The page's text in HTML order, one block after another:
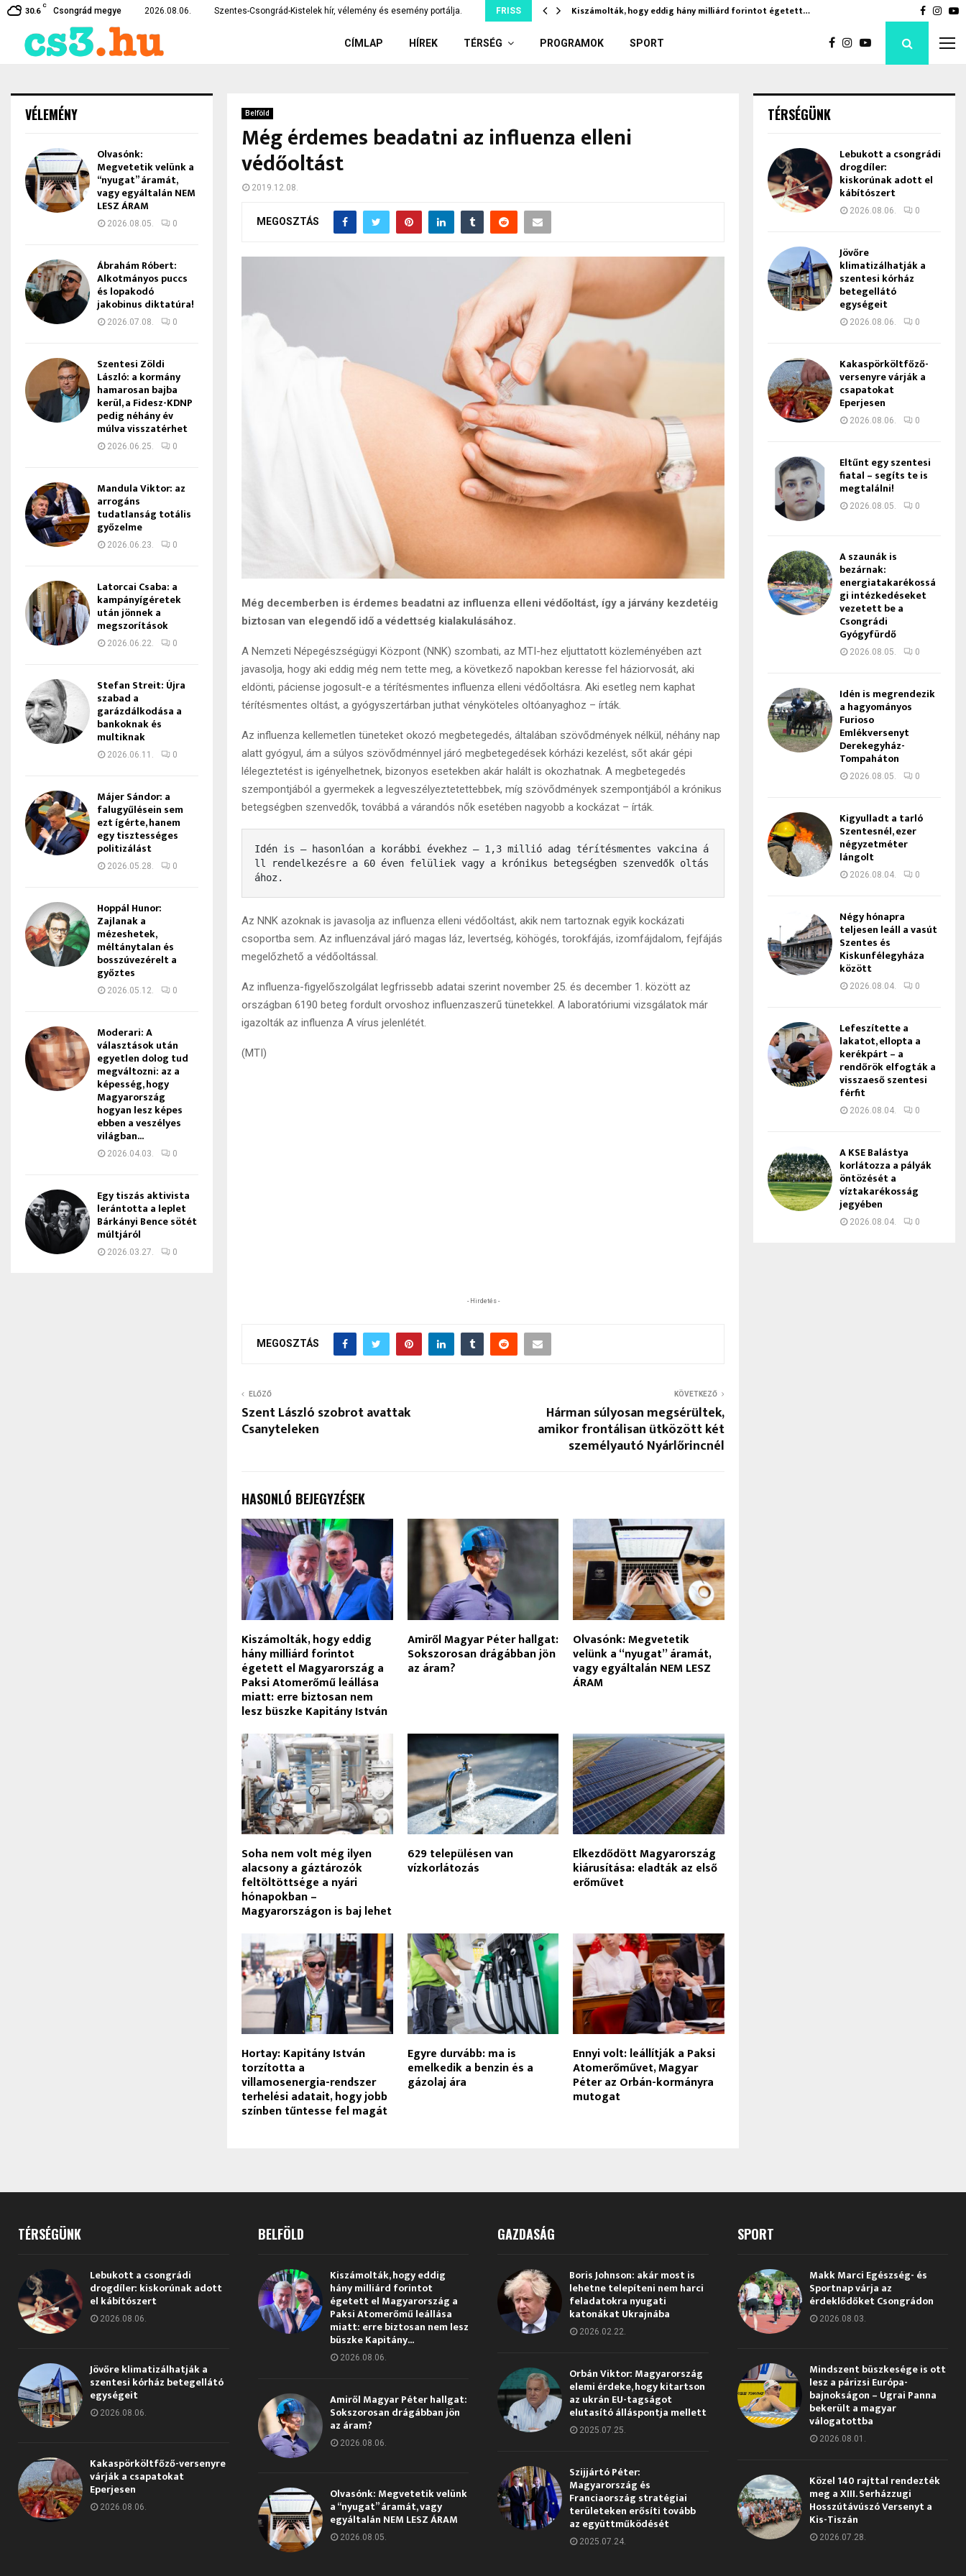
30.6
C
Csongrád megye 2026.08.06. Szentes-Csongrád-Kistelek hír, vélemény és esemény portálja. FRISS
intézkedéseket vezetett… Lebukott a csongrádi drogdíler: kiskorúnak adott el… Kiszámolták, hogy eddig hány milliárd forintot égetett… Jövőre
CÍMLAP HÍREK TÉRSÉG PROGRAMOK SPORT
Belföld
Még érdemes beadatni az influenza elleni
védőoltást
2019.12.08.
MEGOSZTÁS
Még decemberben is érdemes beadatni az influenza elleni védőoltást, így a járvány kezdetéig
biztosan van elegendő idő a védettség kialakulásához.
A Nemzeti Népegészségügyi Központ (NNK) szombati, az MTI-hez eljuttatott közleményében azt
javasolja, hogy aki eddig még nem tette meg, a következő napokban keresse fel háziorvosát, aki
eldönti, páciense jogosult-e a térítésmentes influenza elleni védőoltásra. Aki esetleg nem kaphat
térítésmentes oltást, a gyógyszertárban juthat vényköteles oltóanyaghoz – írták.
Az influenza kellemetlen tüneteket okozó megbetegedés, általában szövődmények nélkül, néhány nap
alatt gyógyul, ám a súlyos szövődménnyel járó megbetegedések kórházi kezelést, sőt akár gépi
lélegeztetést is igényelhetnek, bizonyos esetekben akár halált is okozhatnak. A megbetegedés
szempontjából a gyermekek a legveszélyeztetettebbek, míg szövődmények szempontjából a krónikus
betegségben szenvedők, továbbá a várandós nők esetében nagyobb a kockázat – írták.
Idén is – hasonlóan a korábbi évekhez – 1,3 millió adag térítésmentes vakcina á
ll rendelkezésre a 60 éven felüliek vagy a krónikus betegségben szenvedők oltás
ához.
Az NNK azoknak is javasolja az influenza elleni védőoltást, akik nem tartoznak egyik kockázati
csoportba sem. Az influenzával járó magas láz, levertség, köhögés, torokfájás, izomfájdalom, fejfájás
megelőzhető a védőoltással.
Az influenza-figyelőszolgálat legfrissebb adatai szerint november 25. és december 1. között az
országban 6190 beteg fordult orvoshoz influenzaszerű tünetekkel. A laboratóriumi vizsgálatok már
igazolták az influenza A vírus jelenlétét.
(MTI)
- Hirdetés -
MEGOSZTÁS
ELŐZŐ
Szent László szobrot avattak
Csanyteleken
KÖVETKEZŐ
Hárman súlyosan megsérültek,
amikor frontálisan ütközött két
személyautó Nyárlőrincnél
HASONLÓ BEJEGYZÉSEK
Kiszámolták, hogy eddig
hány milliárd forintot
égetett el Magyarország a
Paksi Atomerőmű leállása
miatt: erre biztosan nem
lesz büszke Kapitány István
Amiről Magyar Péter hallgat:
Sokszorosan drágábban jön
az áram?
Olvasónk: Megvetetik
velünk a “nyugat” áramát,
vagy egyáltalán NEM LESZ
ÁRAM
Soha nem volt még ilyen
alacsony a gáztározók
feltöltöttsége a nyári
hónapokban –
Magyarországon is baj lehet
629 településen van
vízkorlátozás
Elkezdődött Magyarország
kiárusítása: eladták az első
erőművet
Hortay: Kapitány István
torzította a
villamosenergia-rendszer
terhelési adatait, hogy jobb
színben tűntesse fel magát
Egyre durvább: ma is
emelkedik a benzin és a
gázolaj ára
Ennyi volt: leállítják a Paksi
Atomerőművet, Magyar
Péter az Orbán-kormányra
mutogat
VÉLEMÉNY
Olvasónk:
Megvetetik velünk a
“nyugat” áramát,
vagy egyáltalán NEM
LESZ ÁRAM
2026.08.05. 0
Ábrahám Róbert:
Alkotmányos puccs
és lopakodó
jakobinus diktatúra!
2026.07.08. 0
Szentesi Zöldi
László: a kormány
hamarosan bajba
kerül, a Fidesz-KDNP
pedig néhány év
múlva visszatérhet
2026.06.25. 0
Mandula Viktor: az
arrogáns
tudatlanság totális
győzelme
2026.06.23. 0
Latorcai Csaba: a
kampányígéretek
után jönnek a
megszorítások
2026.06.22. 0
Stefan Streit: Újra
szabad a
garázdálkodása a
bankoknak és
multiknak
2026.06.11. 0
Májer Sándor: a
falugyűlésein sem
ezt ígérte, hanem
egy tisztességes
politizálást
2026.05.28. 0
Hoppál Hunor:
Zajlanak a
mézeshetek,
méltánytalan és
bosszúvezérelt a
győztes
2026.05.12. 0
Moderari: A
választások után
egyetlen dolog tud
megváltozni: az a
képesség, hogy
Magyarország
hogyan lesz képes
ebben a veszélyes
világban...
2026.04.03. 0
Egy tiszás aktivista
lerántotta a leplet
Bárkányi Bence sötét
múltjáról
2026.03.27. 0
TÉRSÉGÜNK
Lebukott a csongrádi
drogdíler:
kiskorúnak adott el
kábítószert
2026.08.06. 0
Jövőre
klimatizálhatják a
szentesi kórház
betegellátó
egységeit
2026.08.06. 0
Kakaspörköltfőző-
versenyre várják a
csapatokat
Eperjesen
2026.08.06. 0
Eltűnt egy szentesi
fiatal – segíts te is
megtalálni!
2026.08.05. 0
A szaunák is
bezárnak:
energiatakarékossá
gi intézkedéseket
vezetett be a
Csongrádi
Gyógyfürdő
2026.08.05. 0
Idén is megrendezik
a hagyományos
Furioso
Emlékversenyt
Derekegyház-
Tompaháton
2026.08.05. 0
Kigyulladt a tarló
Szentesnél, ezer
négyzetméter
lángolt
2026.08.04. 0
Négy hónapra
teljesen leáll a vasút
Szentes és
Kiskunfélegyháza
között
2026.08.04. 0
Lefeszítette a
lakatot, ellopta a
kerékpárt – a
rendőrök elfogták a
visszaeső szentesi
férfit
2026.08.04. 0
A KSE Balástya
korlátozza a pályák
öntözését a
víztakarékosság
jegyében
2026.08.04. 0
TÉRSÉGÜNK
Lebukott a csongrádi
drogdíler: kiskorúnak adott
el kábítószert
2026.08.06.
Jövőre klimatizálhatják a
szentesi kórház betegellátó
egységeit
2026.08.06.
Kakaspörköltfőző-versenyre
várják a csapatokat
Eperjesen
2026.08.06.
BELFÖLD
Kiszámolták, hogy eddig
hány milliárd forintot
égetett el Magyarország a
Paksi Atomerőmű leállása
miatt: erre biztosan nem lesz
büszke Kapitány...
2026.08.06.
Amiről Magyar Péter hallgat:
Sokszorosan drágábban jön
az áram?
2026.08.06.
Olvasónk: Megvetetik velünk
a “nyugat” áramát, vagy
egyáltalán NEM LESZ ÁRAM
2026.08.05.
GAZDASÁG
Boris Johnson: akár most is
lehetne telepíteni nem harci
feladatokra nyugati
katonákat Ukrajnába
2026.02.22.
Orbán Viktor: Magyarország
elemi érdeke, hogy kitartson
az ukrán EU-tagságot
elutasító álláspontja mellett
2025.07.25.
Szijjártó Péter:
Magyarország és
Franciaország stratégiai
területeken erősíti tovább
az együttműködését
2025.07.24.
SPORT
Makk Marci Egészség- és
Sportnap várja az
érdeklődőket Csongrádon
2026.08.03.
Mindszent büszkesége is ott
lesz a párizsi Európa-
bajnokságon – Ugrai Panna
bekerült a magyar
válogatottba
2026.08.01.
Közel 140 rajttal rendezték
meg a XIII. Serházzugi
Hosszútávúszó Versenyt a
Kis-Tiszán
2026.07.28.